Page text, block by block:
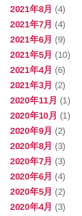
2021年8月 (4)
2021年7月 (4)
2021年6月 (9)
2021年5月 (10)
2021年4月 (6)
2021年3月 (2)
2020年11月 (1)
2020年10月 (1)
2020年9月 (2)
2020年8月 (3)
2020年7月 (3)
2020年6月 (4)
2020年5月 (2)
2020年4月 (3)